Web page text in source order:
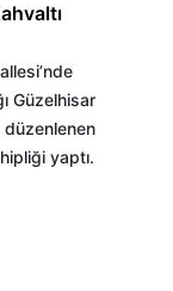
Güzelhisar
düzenlenen
yaptı.